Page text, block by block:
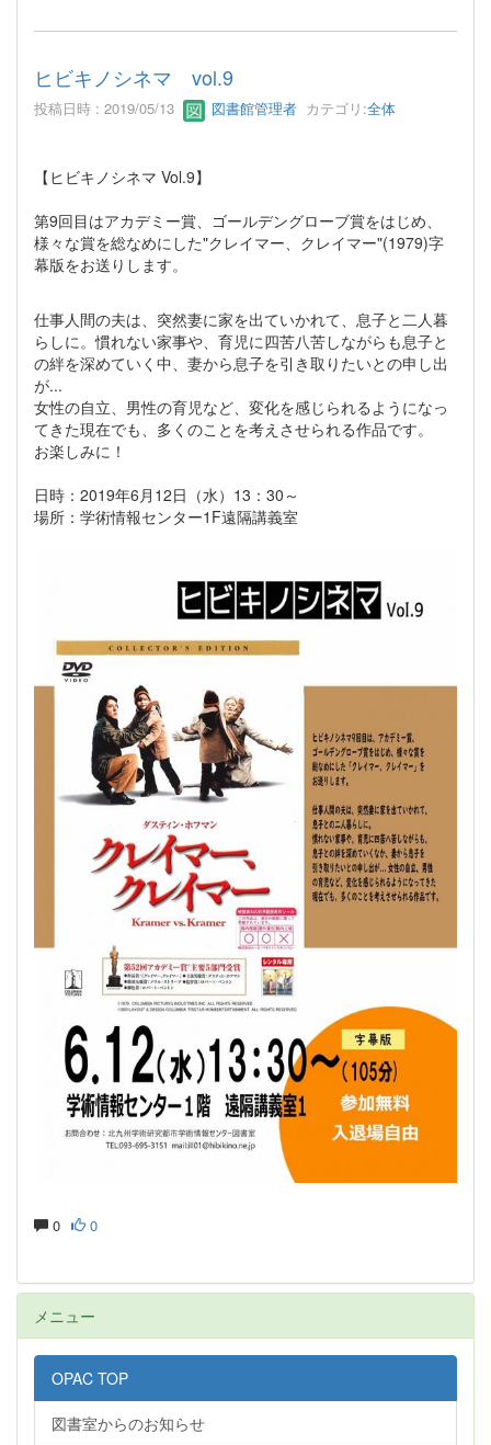
ヒビキノシネマ vol.9
投稿日時 : 2019/05/13 図書館管理者 カテゴリ:全体
【ヒビキノシネマ Vol.9】
第9回目はアカデミー賞、ゴールデングローブ賞をはじめ、
様々な賞を総なめにした"クレイマー、クレイマー"(1979)字
幕版をお送りします。
仕事人間の夫は、突然妻に家を出ていかれて、息子と二人暮
らしに。慣れない家事や、育児に四苦八苦しながらも息子と
の絆を深めていく中、妻から息子を引き取りたいとの申し出
が...
女性の自立、男性の育児など、変化を感じられるようになっ
てきた現在でも、多くのことを考えさせられる作品です。
お楽しみに！
日時：2019年6月12日（水）13：30～
場所：学術情報センター1F遠隔講義室
0 0
メニュー
OPAC TOP
図書室からのお知らせ